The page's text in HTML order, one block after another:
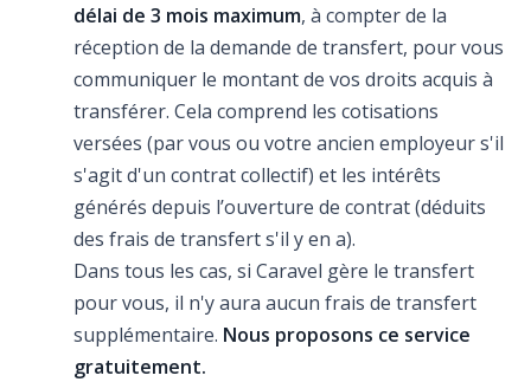
délai de 3 mois maximum, à compter de la
réception de la demande de transfert, pour vous
communiquer le montant de vos droits acquis à
transférer. Cela comprend les cotisations
versées (par vous ou votre ancien employeur s'il
s'agit d'un contrat collectif) et les intérêts
générés depuis l’ouverture de contrat (déduits
des frais de transfert s'il y en a).
Dans tous les cas, si Caravel gère le transfert
pour vous, il n'y aura aucun frais de transfert
supplémentaire. Nous proposons ce service
gratuitement.